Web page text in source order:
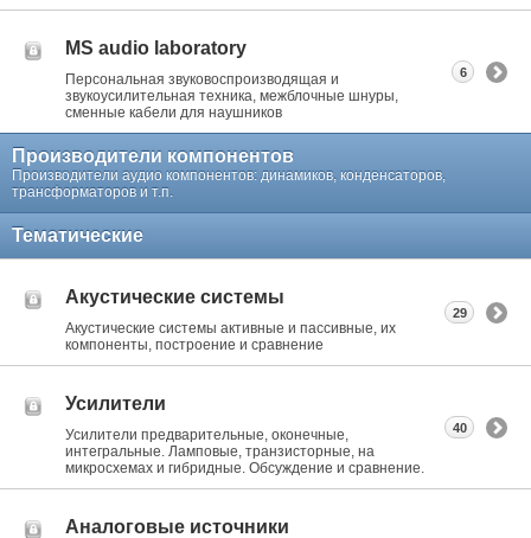
MS audio laboratory
Персональная звуковоспроизводящая и
звукоусилительная техника, межблочные шнуры,
сменные кабели для наушников
6
Производители компонентов
Производители аудио компонентов: динамиков, конденсаторов,
трансформаторов и т.п.
Тематические
Акустические системы
Акустические системы активные и пассивные, их
компоненты, построение и сравнение
29
Усилители
Усилители предварительные, оконечные,
интегральные. Ламповые, транзисторные, на
микросхемах и гибридные. Обсуждение и сравнение.
40
Аналоговые источники